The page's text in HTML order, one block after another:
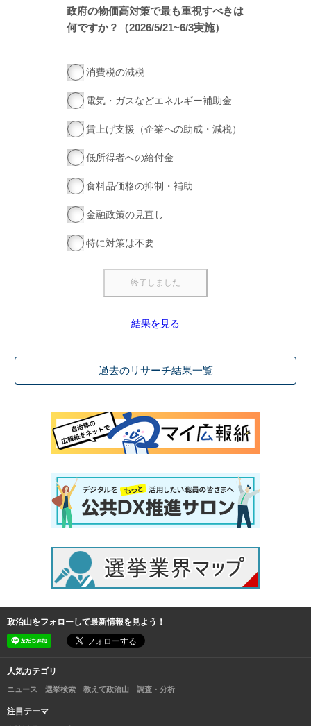
政府の物価高対策で最も重視すべきは
何ですか？（2026/5/21~6/3実施）
消費税の減税
電気・ガスなどエネルギー補助金
賃上げ支援（企業への助成・減税）
低所得者への給付金
食料品価格の抑制・補助
金融政策の見直し
特に対策は不要
結果を見る
過去のリサーチ結果一覧
政治山をフォローして最新情報を見よう！
人気カテゴリ
ニュース 選挙検索 教えて政治山 調査・分析
注目テーマ